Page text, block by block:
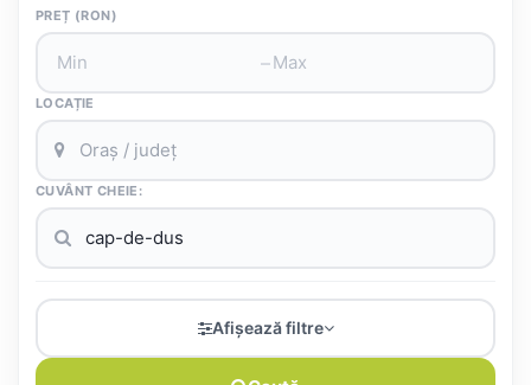
PREȚ (RON)
–
LOCAȚIE
CUVÂNT CHEIE:
Afișează filtre